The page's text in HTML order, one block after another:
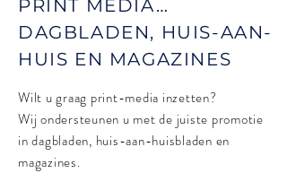
PRINT MEDIA…
DAGBLADEN, HUIS-AAN-
HUIS EN MAGAZINES
Wilt u graag print-media inzetten?
Wij ondersteunen u met de juiste promotie
in dagbladen, huis-aan-huisbladen en
magazines.